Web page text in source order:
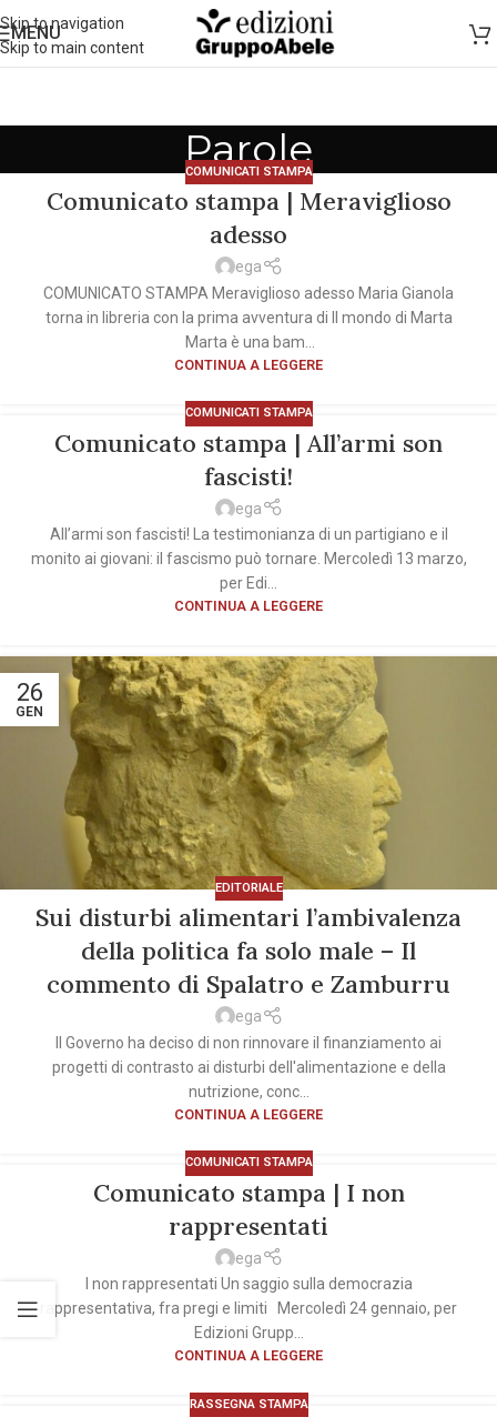
Skip to navigation
Skip to main content
MENU
Parole
COMUNICATI STAMPA
Comunicato stampa | Meraviglioso
adesso
ega
COMUNICATO STAMPA Meraviglioso adesso Maria Gianola
torna in libreria con la prima avventura di Il mondo di Marta
Marta è una bam...
CONTINUA A LEGGERE
COMUNICATI STAMPA
Comunicato stampa | All’armi son
fascisti!
ega
All’armi son fascisti! La testimonianza di un partigiano e il
monito ai giovani: il fascismo può tornare. Mercoledì 13 marzo,
per Edi...
CONTINUA A LEGGERE
26
GEN
EDITORIALE
Sui disturbi alimentari l’ambivalenza
della politica fa solo male – Il
commento di Spalatro e Zamburru
ega
Il Governo ha deciso di non rinnovare il finanziamento ai
progetti di contrasto ai disturbi dell'alimentazione e della
nutrizione, conc...
CONTINUA A LEGGERE
COMUNICATI STAMPA
Comunicato stampa | I non
rappresentati
ega
I non rappresentati Un saggio sulla democrazia
rappresentativa, fra pregi e limiti Mercoledì 24 gennaio, per
Edizioni Grupp...
CONTINUA A LEGGERE
RASSEGNA STAMPA